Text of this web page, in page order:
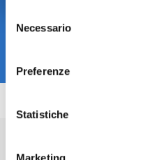
del
consenso
Necessario
Preferenze
Statistiche
Marketing